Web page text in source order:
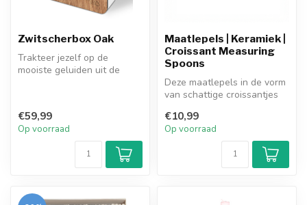
Zwitscherbox Oak
Trakteer jezelf op de
mooiste geluiden uit de
€59,99
Op voorraad
Maatlepels | Keramiek |
Croissant Measuring
Spoons
Deze maatlepels in de vorm
van schattige croissantjes
€10,99
Op voorraad